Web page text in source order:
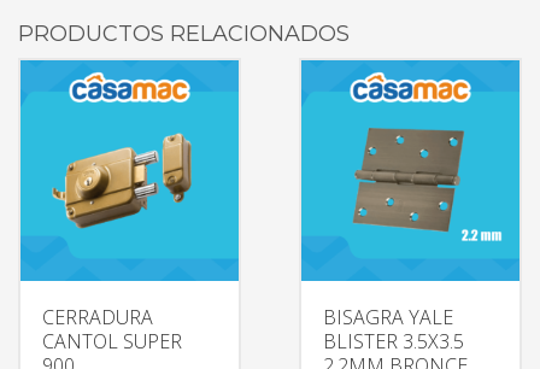
PRODUCTOS RELACIONADOS
CERRADURA
CANTOL SUPER
BISAGRA YALE
BLISTER 3.5X3.5